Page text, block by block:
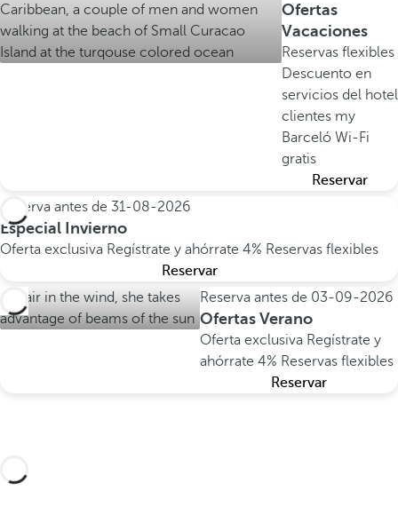
Ofertas
Vacaciones
Reservas flexibles
Descuento en
servicios del hotel
clientes my
Barceló Wi-Fi
gratis
Reservar
Reserva antes de 31-08-2026
Especial Invierno
Oferta exclusiva Regístrate y ahórrate 4% Reservas flexibles
Reservar
Reserva antes de 03-09-2026
Ofertas Verano
Oferta exclusiva Regístrate y
ahórrate 4% Reservas flexibles
Reservar